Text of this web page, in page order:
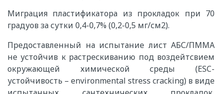
Миграция пластификатора из прокладок при 70
градуов за сутки 0,4-0,7% (0,2-0,5 мг/см2).
Предоставленный на испытание лист АБС/ПММА
не устойчив к растрескиванию под воздейтсвием
окружающей химической среды (ESC-
устойчивость – environmental stress cracking) в виде